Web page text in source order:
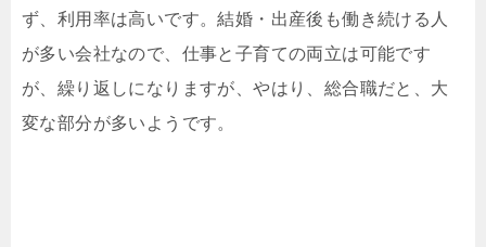
ず、利用率は高いです。結婚・出産後も働き続ける人
が多い会社なので、仕事と子育ての両立は可能です
が、繰り返しになりますが、やはり、総合職だと、大
変な部分が多いようです。